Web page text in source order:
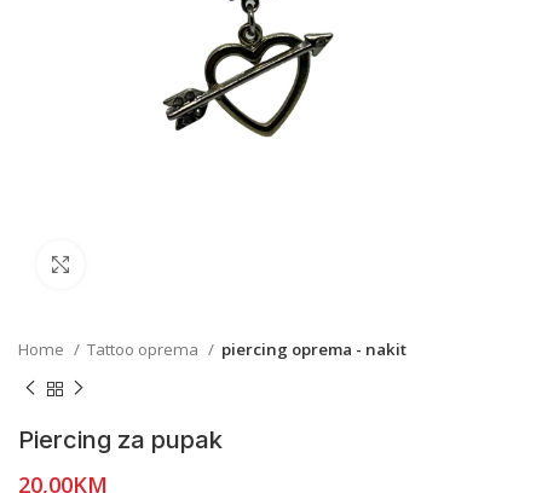
Home Tattoo oprema piercing oprema - nakit
Piercing za pupak
20,00KM